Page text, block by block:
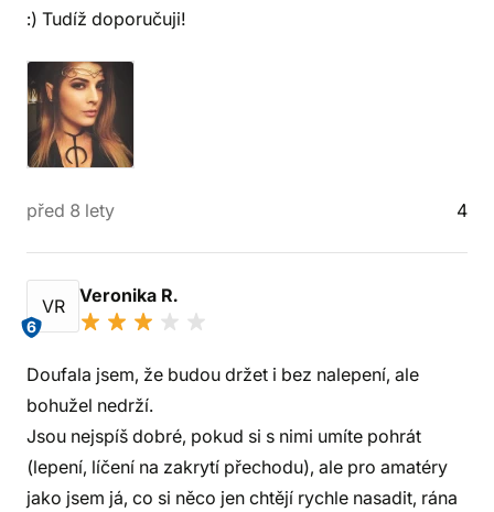
:) Tudíž doporučuji!
před 8 lety 4
VR
6
Veronika R.
Doufala jsem, že budou držet i bez nalepení, ale
bohužel nedrží.
Jsou nejspíš dobré, pokud si s nimi umíte pohrát
(lepení, líčení na zakrytí přechodu), ale pro amatéry
jako jsem já, co si něco jen chtějí rychle nasadit, rána